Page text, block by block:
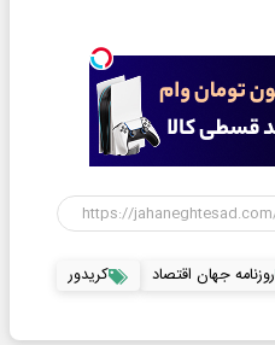
روزنامه جهان اقتصاد
کریدور